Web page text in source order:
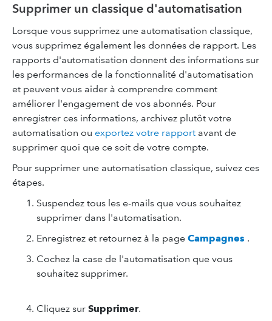
Supprimer un classique d'automatisation
Lorsque vous supprimez une automatisation classique,
vous supprimez également les données de rapport. Les
rapports d'automatisation donnent des informations sur
les performances de la fonctionnalité d'automatisation
et peuvent vous aider à comprendre comment
améliorer l'engagement de vos abonnés. Pour
enregistrer ces informations, archivez plutôt votre
automatisation ou exportez votre rapport avant de
supprimer quoi que ce soit de votre compte.
Pour supprimer une automatisation classique, suivez ces
étapes.
Suspendez tous les e-mails que vous souhaitez
supprimer dans l'automatisation.
Enregistrez et retournez à la page Campagnes .
Cochez la case de l'automatisation que vous
souhaitez supprimer.
Cliquez sur Supprimer.